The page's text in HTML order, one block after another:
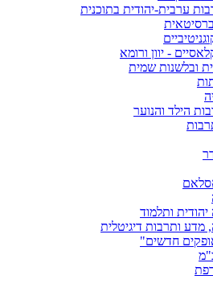
ערבית-יהודית בתוכנית
- יוון ורומא
ובלשנות שמית
הילד והנוער
יהודית ותלמוד
מדע ותרבות דיגיטלית
חדשים"